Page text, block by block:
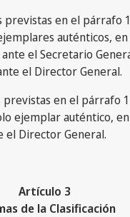
previstas en el párrafo
auténticos,
el Secretario
el Director General.
previstas en el párrafo
ejemplar auténtico,
el Director General.
Artículo 3
de la Clasificación